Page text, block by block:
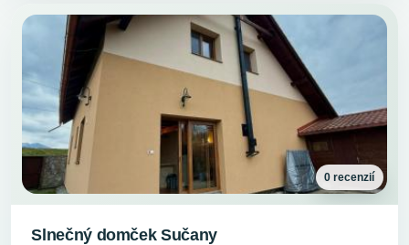
0 recenzií
Slnečný domček Sučany